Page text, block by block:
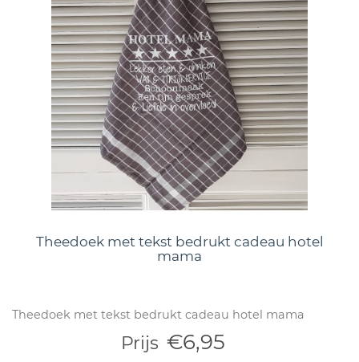
Theedoek met tekst bedrukt cadeau hotel
mama
Theedoek met tekst bedrukt cadeau hotel mama
Prijs €6,95